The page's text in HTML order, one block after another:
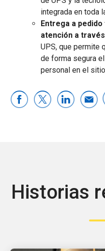
integrada en toda
Entrega a
atención a través
UPS, que permite
de forma segura
personal en el sitio
Historias